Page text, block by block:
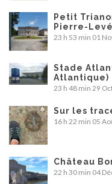
Petit
Pierre-
23 h 53 min 01
Stade
Atlantique)
23 h 48 min 29
Sur les
16 h 22 min 05
Château
22 h 30 min 04